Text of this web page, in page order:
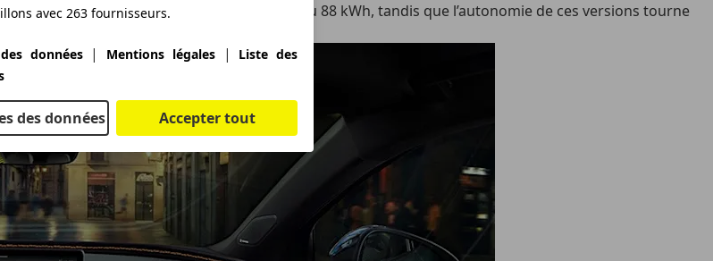
kWh. La charge rapide se fait à 50 kWh ou 88 kWh, tandis que l’autonomie de ces versions tourne
avec 263 fournisseurs.
données| Mentions légales|
Liste des
des données Accepter tout